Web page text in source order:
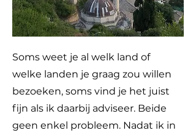
Soms weet je al welk land of
welke landen je graag zou willen
bezoeken, soms vind je het juist
fijn als ik daarbij adviseer. Beide
geen enkel probleem. Nadat ik in